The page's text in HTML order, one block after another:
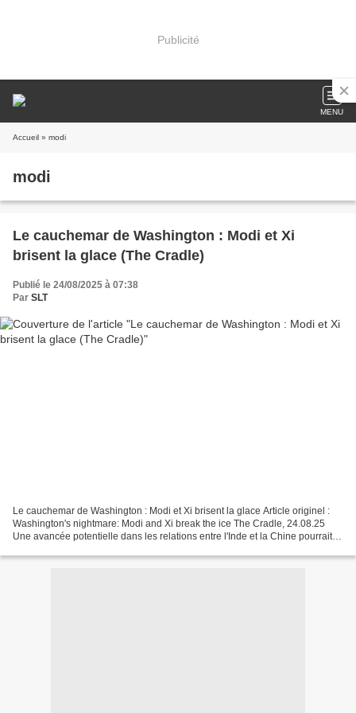
Publicité
MENU
Accueil » modi
modi
Le cauchemar de Washington : Modi et Xi
brisent la glace (The Cradle)
Publié le 24/08/2025 à 07:38
Par SLT
Le cauchemar de Washington : Modi et Xi brisent la glace Article originel :
Washington's nightmare: Modi and Xi break the ice The Cradle, 24.08.25
Une avancée potentielle dans les relations entre l'Inde et la Chine pourrait